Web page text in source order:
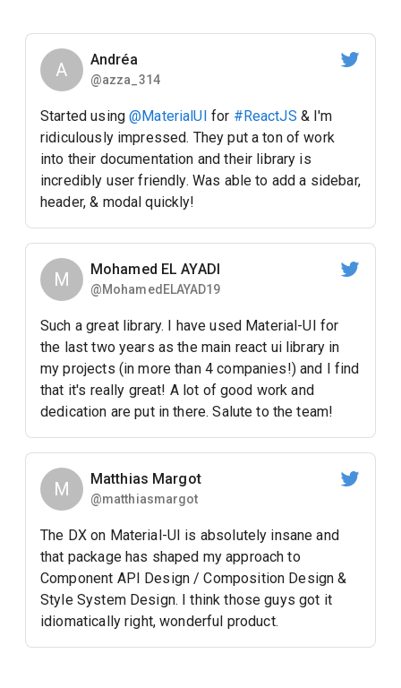
A Andréa
@azza_314
Started using@MaterialUI for #ReactJS & I'm
ridiculously impressed. They put a ton of work
into their documentation and their library is
incredibly user friendly. Was able to add a sidebar,
header, & modal quickly!
M Mohamed EL AYADI
@MohamedELAYAD19
Such a great library. I have used Material-UI for
the last two years as the main react ui library in
my projects (in more than 4 companies!) and I find
that it's really great! A lot of good work and
dedication are put in there. Salute to the team!
M Matthias Margot
@matthiasmargot
The DX on Material-UI is absolutely insane and
that package has shaped my approach to
Component API Design / Composition Design &
Style System Design. I think those guys got it
idiomatically right, wonderful product.